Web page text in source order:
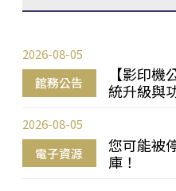
館務公告
【影印
統升級與
2026-08-05
電子資源
您可能被
庫！
2026-08-05